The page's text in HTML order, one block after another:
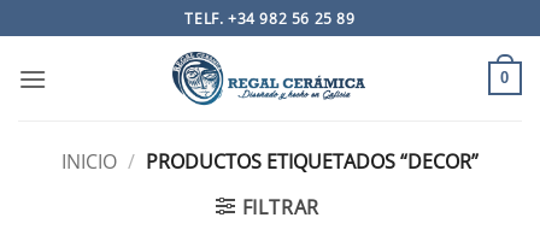
al
contenido
TELF. +34 982 56 25 89
0
INICIO / PRODUCTOS ETIQUETADOS “DECOR”
FILTRAR